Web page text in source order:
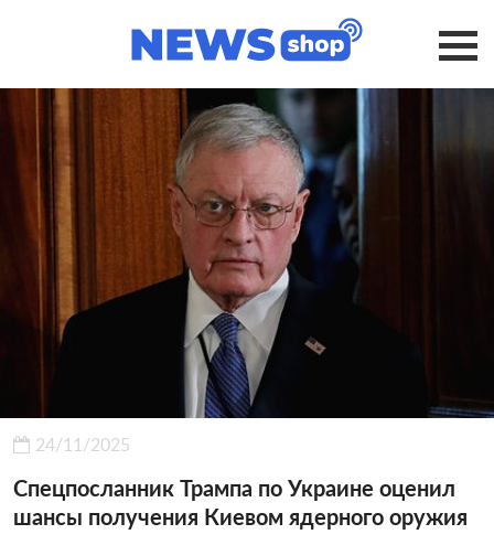
24/11/2025
Спецпосланник Трампа по Украине оценил
шансы получения Киевом ядерного оружия